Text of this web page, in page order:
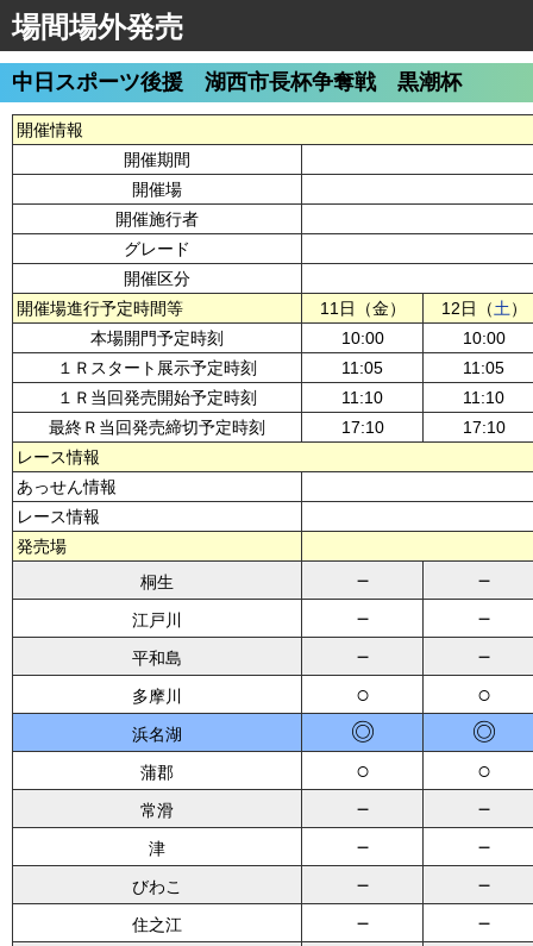
場間場外発売
中日スポーツ後援 湖西市長杯争奪戦 黒潮杯
開催情報
開催期間
開催場
開催施行者
グレード
開催区分
開催場進行予定時間等
11日（金） 12日（土）
本場開門予定時刻
10:00
10:00
１Ｒスタート展示予定時刻
11:05
11:05
１Ｒ当回発売開始予定時刻
11:10
11:10
最終Ｒ当回発売締切予定時刻
17:10
17:10
レース情報
あっせん情報
レース情報
発売場
桐生
－ －
江戸川 － －
平和島 － －
多摩川 ○ ○
浜名湖 ◎ ◎
蒲郡 ○ ○
常滑 － －
津 － －
びわこ － －
住之江 － －